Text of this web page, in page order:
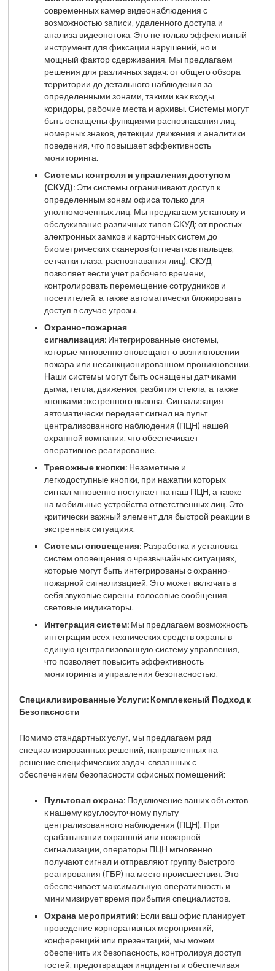
современных камер видеонаблюдения с
возможностью записи, удаленного доступа и
анализа видеопотока. Это не только эффективный
инструмент для фиксации нарушений, но и
мощный фактор сдерживания. Мы предлагаем
решения для различных задач: от общего обзора
территории до детального наблюдения за
определенными зонами, такими как входы,
коридоры, рабочие места и архивы. Системы могут
быть оснащены функциями распознавания лиц,
номерных знаков, детекции движения и аналитики
поведения, что повышает эффективность
мониторинга.
Системы контроля и управления доступом
(СКУД):Эти системы ограничивают доступ к
определенным зонам офиса только для
уполномоченных лиц. Мы предлагаем установку и
обслуживание различных типов СКУД: от простых
электронных замков и карточных систем до
биометрических сканеров (отпечатков пальцев,
сетчатки глаза, распознавания лиц). СКУД
позволяет вести учет рабочего времени,
контролировать перемещение сотрудников и
посетителей, а также автоматически блокировать
доступ в случае угрозы.
Охранно-пожарная
сигнализация:Интегрированные системы,
которые мгновенно оповещают о возникновении
пожара или несанкционированном проникновении.
Наши системы могут быть оснащены датчиками
дыма, тепла, движения, разбития стекла, а также
кнопками экстренного вызова. Сигнализация
автоматически передает сигнал на пульт
централизованного наблюдения (ПЦН) нашей
охранной компании, что обеспечивает
оперативное реагирование.
Тревожные кнопки:Незаметные и
легкодоступные кнопки, при нажатии которых
сигнал мгновенно поступает на наш ПЦН, а также
на мобильные устройства ответственных лиц. Это
критически важный элемент для быстрой реакции в
экстренных ситуациях.
Системы оповещения:Разработка и установка
систем оповещения о чрезвычайных ситуациях,
которые могут быть интегрированы с охранно-
пожарной сигнализацией. Это может включать в
себя звуковые сирены, голосовые сообщения,
световые индикаторы.
Интеграция систем:Мы предлагаем возможность
интеграции всех технических средств охраны в
единую централизованную систему управления,
что позволяет повысить эффективность
мониторинга и управления безопасностью.
Специализированные Услуги: Комплексный Подход к
Безопасности
Помимо стандартных услуг, мы предлагаем ряд
специализированных решений, направленных на
решение специфических задач, связанных с
обеспечением безопасности офисных помещений:
Пультовая охрана:Подключение ваших объектов
к нашему круглосуточному пульту
централизованного наблюдения (ПЦН). При
срабатывании охранной или пожарной
сигнализации, операторы ПЦН мгновенно
получают сигнал и отправляют группу быстрого
реагирования (ГБР) на место происшествия. Это
обеспечивает максимальную оперативность и
минимизирует время прибытия специалистов.
Охрана мероприятий:Если ваш офис планирует
проведение корпоративных мероприятий,
конференций или презентаций, мы можем
обеспечить их безопасность, контролируя доступ
гостей, предотвращая инциденты и обеспечивая